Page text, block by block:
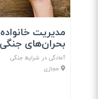
مدیریت
بحران‌های جنگی
آمادگی در شرایط جنگی
مجازی